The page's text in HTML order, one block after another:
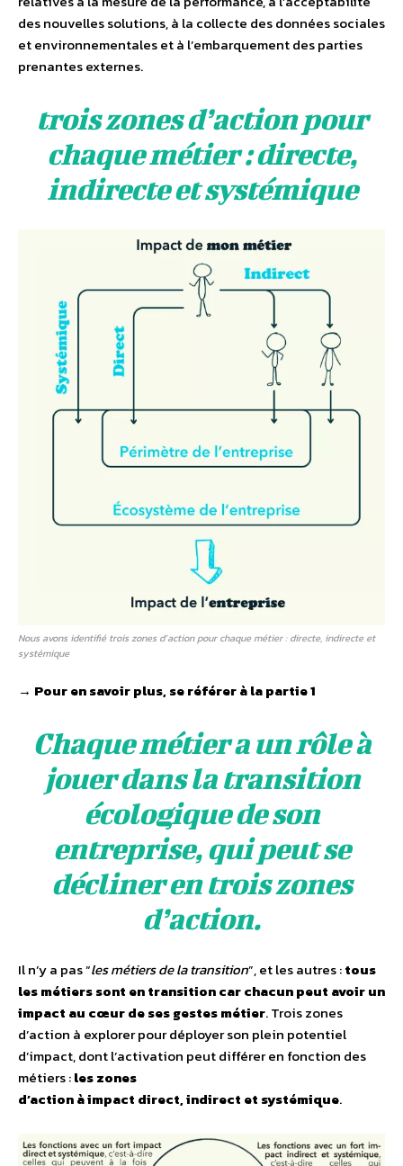
des nouvelles solutions, à la collecte des données sociales
et environnementales et à l’embarquement des parties
prenantes externes.
trois zones d’action pour
chaque métier : directe,
indirecte et systémique
Nous avons identifié trois zones d’action pour chaque métier : directe, indirecte et
systémique
→ Pour en savoir plus, se référer à la partie 1
Chaque métier a un rôle à
jouer dans la transition
écologique de son
entreprise, qui peut se
décliner en trois zones
d’action.
Il n’y a pas “les métiers de la transition”, et les autres :tous
les métiers sont en transition car chacun peut avoir un
impact au cœur de ses gestes métier. Trois zones
d’action à explorer pour déployer son plein potentiel
d’impact, dont l’activation peut différer en fonction des
métiers :les zones
d’action à impact direct, indirect et systémique.